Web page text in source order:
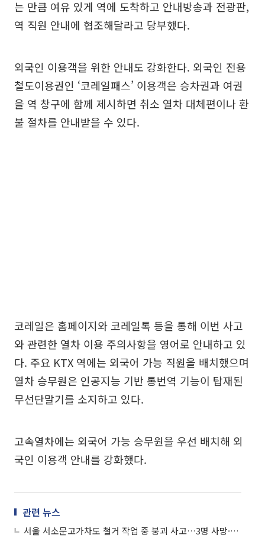
는 만큼 여유 있게 역에 도착하고 안내방송과 전광판,
역 직원 안내에 협조해달라고 당부했다.
외국인 이용객을 위한 안내도 강화한다. 외국인 전용
철도이용권인 ‘코레일패스’ 이용객은 승차권과 여권
을 역 창구에 함께 제시하면 취소 열차 대체편이나 환
불 절차를 안내받을 수 있다.
코레일은 홈페이지와 코레일톡 등을 통해 이번 사고
와 관련한 열차 이용 주의사항을 영어로 안내하고 있
다. 주요 KTX 역에는 외국어 가능 직원을 배치했으며
열차 승무원은 인공지능 기반 통번역 기능이 탑재된
무선단말기를 소지하고 있다.
고속열차에는 외국어 가능 승무원을 우선 배치해 외
국인 이용객 안내를 강화했다.
관련 뉴스
서울 서소문고가차도 철거 작업 중 붕괴 사고…3명 사망·3명 부상